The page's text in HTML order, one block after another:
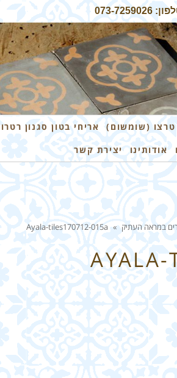
(שומשום) אריחי בטון סגנון רטרו
אודותינו יצירת קשר
במראה העתיק »
Ayala-tiles170712-015a